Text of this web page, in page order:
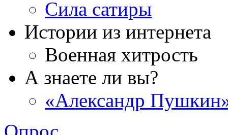
Сила сатиры
Истории из интернета
Военная хитрость
А знаете ли вы?
«Александр